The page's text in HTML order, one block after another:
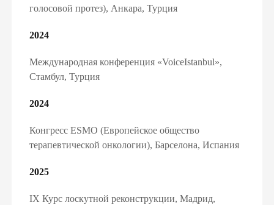
голосовой протез), Анкара, Турция
2024
Международная конференция «VoiceIstanbul»,
Стамбул, Турция
2024
Конгресс ESMO (Европейское общество
терапевтической онкологии), Барселона, Испания
2025
IX Курс лоскутной реконструкции, Мадрид,